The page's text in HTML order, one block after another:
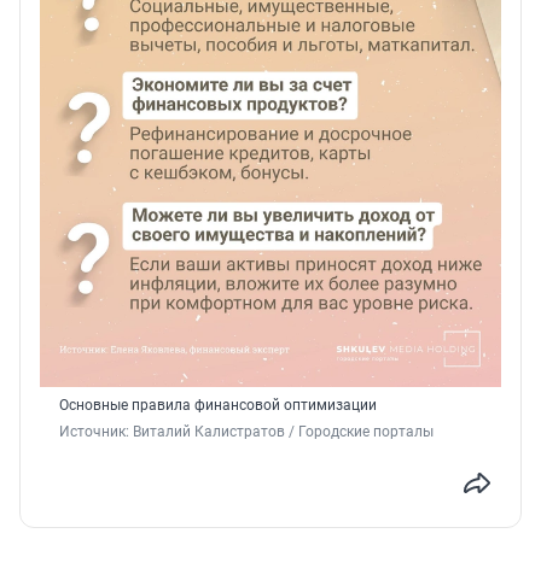
Основные правила финансовой оптимизации
Источник: Виталий Калистратов / Городские порталы